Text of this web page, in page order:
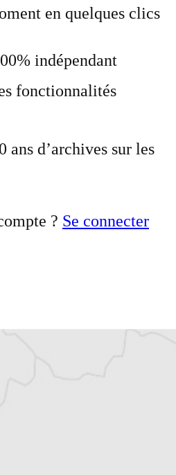
en quelques clics
indépendant
fonctionnalités
ans d’archives sur les
? Se connecter